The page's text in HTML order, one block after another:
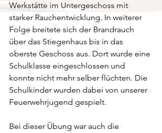
Werkstätte im Untergeschoss mit
starker Rauchentwicklung. In weiterer
Folge breitete sich der Brandrauch
über das Stiegenhaus bis in das
oberste Geschoss aus. Dort wurde eine
Schulklasse eingeschlossen und
konnte nicht mehr selber flüchten. Die
Schulkinder wurden dabei von unserer
Feuerwehrjugend gespielt.
Bei dieser Übung war auch die